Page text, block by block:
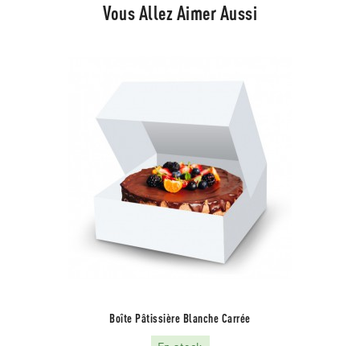
Vous Allez Aimer Aussi
Boîte Pâtissière Blanche Carrée